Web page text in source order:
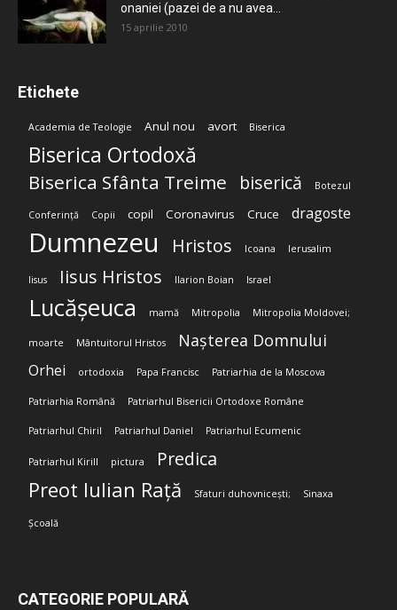
onaniei (pazei de a nu avea...
15 aprilie 2010
Etichete
Academia de Teologie Anul nou avort Biserica
Biserica Ortodoxă
Biserica Sfânta Treime biserică Botezul
Conferință Copii copil Coronavirus Cruce dragoste
Dumnezeu Hristos Icoana Ierusalim
Iisus Iisus Hristos Ilarion Boian Israel
Lucășeuca mamă Mitropolia Mitropolia Moldovei;
moarte Mântuitorul Hristos Nașterea Domnului
Orhei ortodoxia Papa Francisc Patriarhia de la Moscova
Patriarhia Română Patriarhul Bisericii Ortodoxe Române
Patriarhul Chiril Patriarhul Daniel Patriarhul Ecumenic
Patriarhul Kirill pictura Predica
Preot Iulian Rață Sfaturi duhovnicești; Sinaxa
Școală
CATEGORIE POPULARĂ